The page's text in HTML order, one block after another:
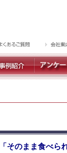
そのまま食べら